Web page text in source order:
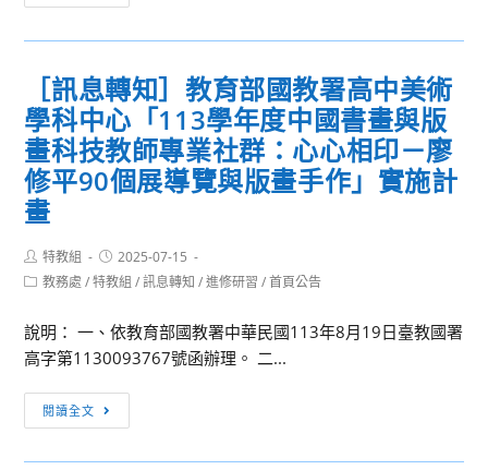
度
動
防
護
員
甄
詳
細
明
請
章。
(欲
才
訊
國
立
基
隆
高
學
學
年
增
［訊息轉知］教育部國教署高中美術
學科中心「113學年度中國書畫與版
畫科技教師專業社群：心心相印－廖
修平90個展導覽與版畫手作」實施計
畫
Post
author:
特教組
Post
published:
2025-07-15
Post教務處 / 特教組 / 訊息轉知 / 進修研習 / 首頁公告
說明： 一、依教育部國教署中華民國113年8月19日臺教國署
高字第1130093767號函辦理。 二...
閱讀全文
息
轉